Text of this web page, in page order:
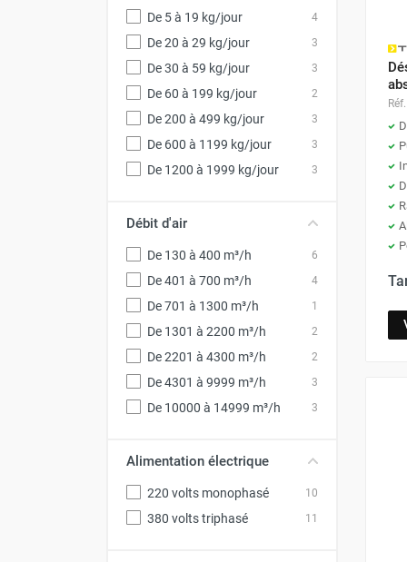
Ventilateur de bureau
Ventilateur de table
Extracteur d'air mural
Extracteur d'air mural hélicoïde
Extracteur d'air mural centrifuge
Extracteur d'air mural ATEX
Extracteur d'air mural résidentiel
Déstratificateur ventilateur de
Déstratificateur industriel caréné
Déstratificateur de plafond design
Déstratificateur Airius
VMC
Caisson d'Extraction VMC Collective
Caisson d'Extraction VMC tertiaire
Déshumidificateur d'air
Déshumidificateur mobile
professionnel
confort
Déshumidificateur à adsorption /
Déshydrateur
De 5 à 19 kg/jour 4
De 20 à 29 kg/jour 3
De 30 à 59 kg/jour 3
De 60 à 199 kg/jour 2
De 200 à 499 kg/jour 3
De 600 à 1199 kg/jour 3
De 1200 à 1999 kg/jour 3
Débit d'air
De 130 à 400 m³/h 6
De 401 à 700 m³/h 4
De 701 à 1300 m³/h 1
De 1301 à 2200 m³/h 2
De 2201 à 4300 m³/h 2
De 4301 à 9999 m³/h 3
De 10000 à 14999 m³/h 3
Alimentation électrique
220 volts monophasé 10
380 volts triphasé 11